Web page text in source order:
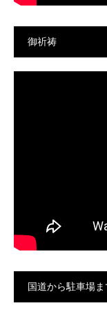
御祈祷
国道から駐車場ま